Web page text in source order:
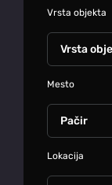
Vrsta objekta
Mesto
Lokacija